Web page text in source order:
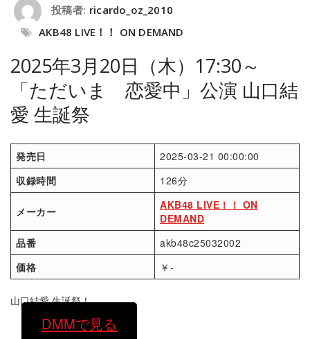
投稿者: ricardo_oz_2010
AKB48 LIVE！！ ON DEMAND
2025年3月20日（木）17:30～
「ただいま 恋愛中」公演 山口結
愛 生誕祭
発売日
2025-03-21 00:00:00
収録時間
126分
メーカー
AKB48 LIVE！！ ON
DEMAND
品番
akb48c25032002
価格
￥-
山口結愛 生誕祭！
DMMで見る